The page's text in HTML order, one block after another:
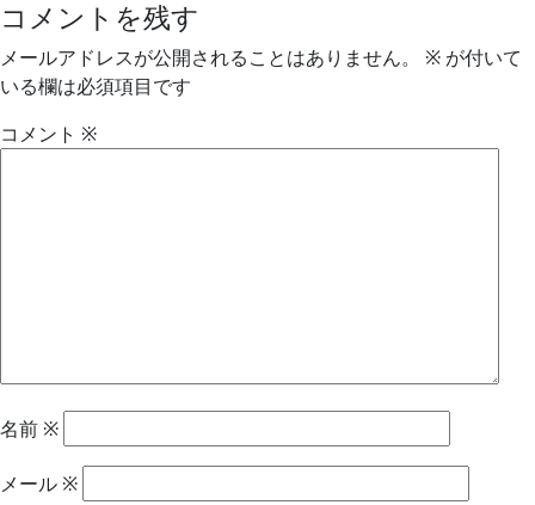
コメントを残す
メールアドレスが公開されることはありません。 ※ が付いて
いる欄は必須項目です
コメント ※
名前 ※
メール ※